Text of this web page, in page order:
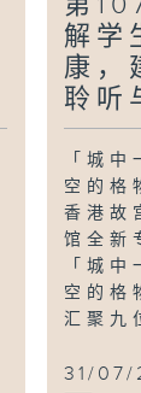
解学
康，
聆听
「城
空的格
香港故
馆全新
「城
空的格
汇聚九
31/07/